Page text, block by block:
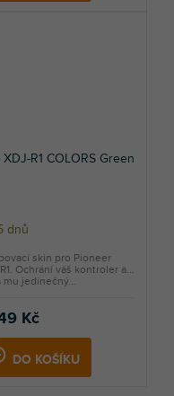
XDJ-R1 COLORS Green
dnů
Kč
DO KOŠÍKU
skin pro Pioneer
Ochrání váš kontroler a
mu jedinečný...